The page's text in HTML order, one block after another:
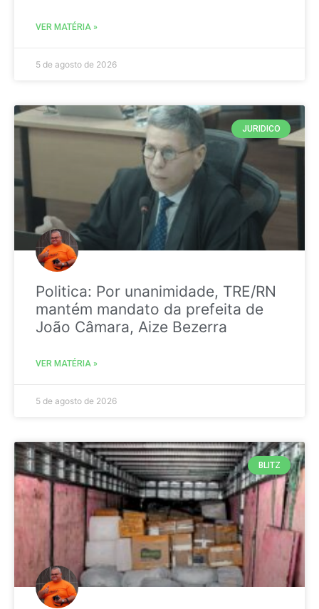
VER MATÉRIA »
5 de agosto de 2026
JURIDICO
Politica: Por unanimidade, TRE/RN
mantém mandato da prefeita de
João Câmara, Aize Bezerra
VER MATÉRIA »
5 de agosto de 2026
BLITZ